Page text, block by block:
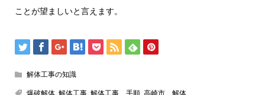
ことが望ましいと言えます。
解体工事の知識
爆破解体, 解体工事, 解体工事 手順, 高崎市 解体